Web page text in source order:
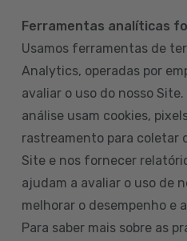
Ferramentas analíticas
Usamos ferramentas de
Analytics, operadas por
avaliar o uso do nosso
análise usam cookies,
rastreamento para coletar
Site e nos fornecer
ajudam a avaliar o uso de
melhorar o desempenho e
Para saber mais sobre as